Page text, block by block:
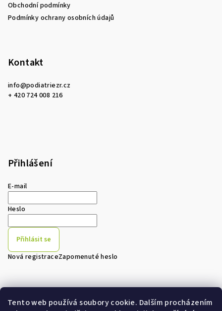
Tento web používá soubory cookie. Dalším procházením
Obchodní podmínky
Podmínky ochrany osobních údajů
Kontakt
info@podiatriezr.cz
+ 420 724 008 216
Přihlášení
E-mail
Heslo
Přihlásit se
Nová registraceZapomenuté heslo
Přijímáme online platby